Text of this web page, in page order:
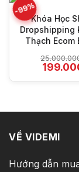
-99%
Khóa Học
Dropshipping
Thạch Ecom
Giá
gốc
VỀ VIDEMI
Hướng dẫn